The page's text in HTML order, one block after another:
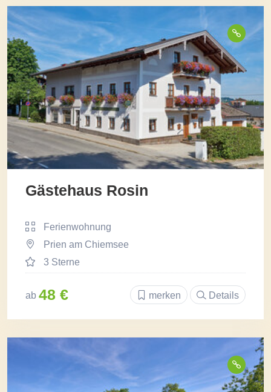
Gästehaus Rosin
Ferienwohnung
Prien am Chiemsee
3 Sterne
ab 48 € merken Details